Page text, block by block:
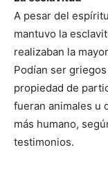
A pesar del
mantuvo la
realizaban la
Podían ser
propiedad de
fueran animales u
más humano,
testimonios.